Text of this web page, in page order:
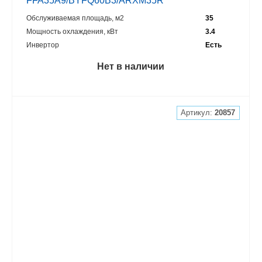
Обслуживаемая площадь, м2
35
Мощность охлаждения, кВт
3.4
Инвертор
Есть
Нет в наличии
Артикул:20857